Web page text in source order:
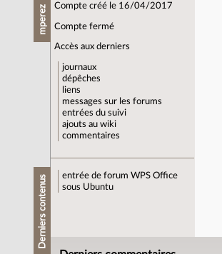
mperez Compte créé le 16/04/2017
Compte fermé
Accès aux derniers
journaux
dépêches
liens
messages sur les forums
entrées du suivi
ajouts au wiki
commentaires
Derniers contenus entrée de forum WPS Office
sous Ubuntu